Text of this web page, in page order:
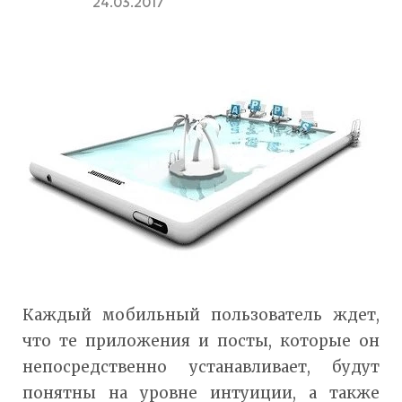
Каждый мобильный пользователь ждет,
что те приложения и посты, которые он
непосредственно устанавливает, будут
понятны на уровне интуиции, а также